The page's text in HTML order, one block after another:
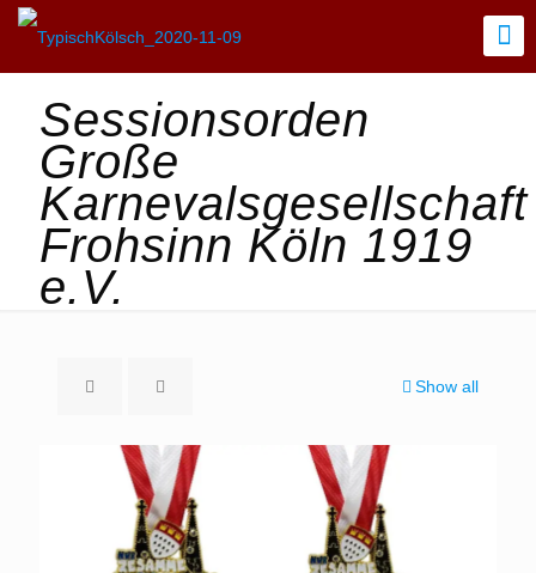
Sessionsorden
Große
Karnevalsgesellschaft
Frohsinn Köln 1919
e.V.
Show all